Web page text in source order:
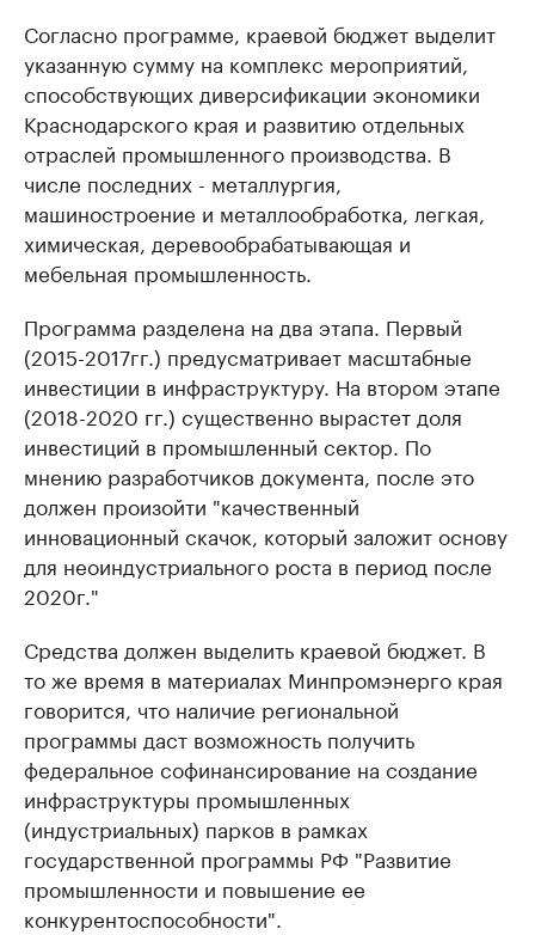
Согласно программе, краевой бюджет выделит
указанную сумму на комплекс мероприятий,
способствующих диверсификации экономики
Краснодарского края и развитию отдельных
отраслей промышленного производства. В
числе последних - металлургия,
машиностроение и металлообработка, легкая,
химическая, деревообрабатывающая и
мебельная промышленность.
Программа разделена на два этапа. Первый
(2015-2017гг.) предусматривает масштабные
инвестиции в инфраструктуру. На втором этапе
(2018-2020 гг.) существенно вырастет доля
инвестиций в промышленный сектор. По
мнению разработчиков документа, после это
должен произойти "качественный
инновационный скачок, который заложит основу
для неоиндустриального роста в период после
2020г."
Средства должен выделить краевой бюджет. В
то же время в материалах Минпромэнерго края
говорится, что наличие региональной
программы даст возможность получить
федеральное софинансирование на создание
инфраструктуры промышленных
(индустриальных) парков в рамках
государственной программы РФ "Развитие
промышленности и повышение ее
конкурентоспособности".